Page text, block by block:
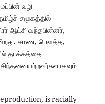
வழி
சமூகத்தில்
ஆட்சி வந்தபின்னர்,
சமண, பௌத்த,
தாக்கத்தை
is racially